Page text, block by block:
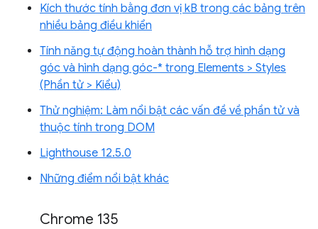
Kích thước tính bằng đơn vị kB trong các bảng trên
nhiều bảng điều khiển
Tính năng tự động hoàn thành hỗ trợ hình dạng
góc và hình dạng góc-* trong Elements > Styles
(Phần tử > Kiểu)
Thử nghiệm: Làm nổi bật các vấn đề về phần tử và
thuộc tính trong DOM
Lighthouse 12.5.0
Những điểm nổi bật khác
Chrome 135